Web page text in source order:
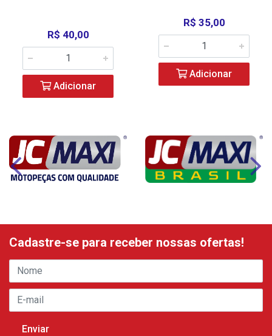
R$ 40,00
Adicionar
R$ 35,00
Adicionar
Cadastre-se para receber nossas ofertas!